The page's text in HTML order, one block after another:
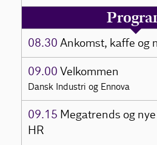
08.30 Ankomst, kaffe og
09.00 Velkommen
Dansk Industri og Ennova
09.15 Megatrends og
HR